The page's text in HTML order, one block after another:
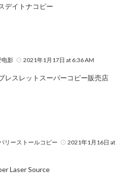
デイトナコピー
电影 2021年1月17日 at 6:36 AM
レスレットスーパーコピー販売店
リーストールコピー
2021年1月16日 at
Laser Source